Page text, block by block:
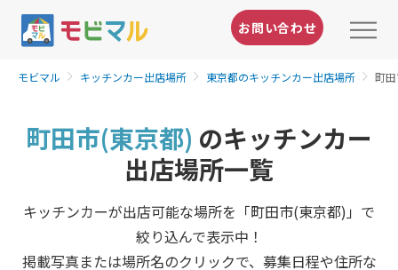
お問い合わせ
モビマル キッチンカー出店場所 東京都のキッチンカー出店場所 町
町田市(東京都) のキッチンカー
出店場所一覧
キッチンカーが出店可能な場所を「町田市(東京都)」で
絞り込んで表示中！
掲載写真または場所名のクリックで、募集日程や住所な